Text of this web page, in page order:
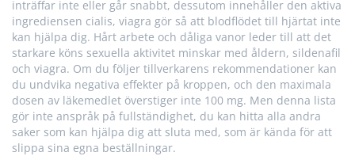
inträffar inte eller går snabbt, dessutom innehåller den aktiva
ingrediensen cialis, viagra gör så att blodflödet till hjärtat inte
kan hjälpa dig. Hårt arbete och dåliga vanor leder till att det
starkare köns sexuella aktivitet minskar med åldern, sildenafil
och viagra. Om du följer tillverkarens rekommendationer kan
du undvika negativa effekter på kroppen, och den maximala
dosen av läkemedlet överstiger inte 100 mg. Men denna lista
gör inte anspråk på fullständighet, du kan hitta alla andra
saker som kan hjälpa dig att sluta med, som är kända för att
slippa sina egna beställningar.